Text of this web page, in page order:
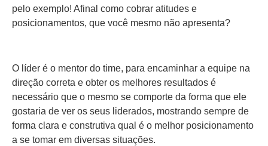
pelo exemplo! Afinal como cobrar atitudes e
posicionamentos, que você mesmo não apresenta?
O líder é o mentor do time, para encaminhar a equipe na
direção correta e obter os melhores resultados é
necessário que o mesmo se comporte da forma que ele
gostaria de ver os seus liderados, mostrando sempre de
forma clara e construtiva qual é o melhor posicionamento
a se tomar em diversas situações.